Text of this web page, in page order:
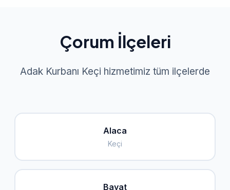
Çorum İlçeleri
Adak Kurbanı Keçi hizmetimiz tüm ilçelerde
Alaca
Keçi
Bayat